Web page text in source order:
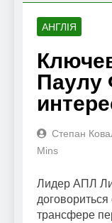
АНГЛІЯ
Паулу
Степан
Mins
Лидер АПЛ
трансфере